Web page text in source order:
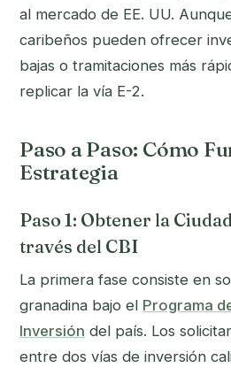
al mercado de EE. UU.
caribeños pueden ofrecer
bajas o tramitaciones más
replicar la vía E-2.
Paso a Paso: Cómo
Estrategia
Paso 1: Obtener la
través del CBI
La primera fase consiste en
granadina bajo el Programa
Inversión del país. Los
entre dos vías de inversión